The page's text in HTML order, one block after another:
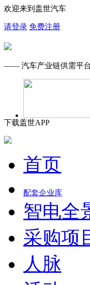
欢迎来到盖世汽车
请登录 免费注册
—— 汽车产业链供需平
下载盖世APP
首页
配套企业库
智电全
采购项
人脉